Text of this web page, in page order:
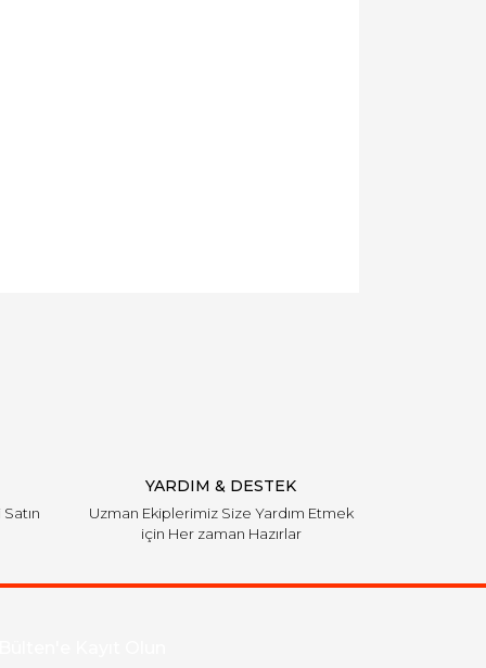
YARDIM & DESTEK
Uzman Ekiplerimiz Size Yardım Etmek
için Her zaman Hazırlar